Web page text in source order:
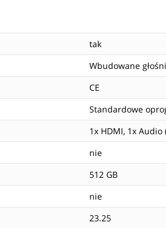
tak
Wbudowane
CE
Standardowe
1x HDMI, 1x Audio
nie
512 GB
nie
23.25